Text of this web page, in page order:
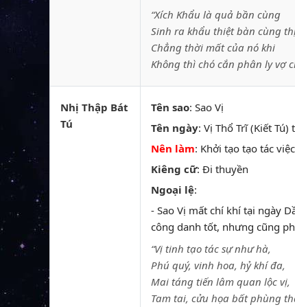
“Xích Khẩu là quả bần cùng
Sinh ra khẩu thiệt bàn cùng
Chẳng thời mất của nó khi
Không thì chó cắn phân ly vợ
Nhị Thập Bát
Tú
Tên sao: Sao Vị
Tên ngày: Vị Thổ Trĩ (Kiết
Nên làm: Khởi tạo tạo tác
Kiêng cữ: Đi thuyền
Ngoại lệ:
- Sao Vị mất chí khí tại ngày
công danh tốt, nhưng cũng
“Vị tinh tạo tác sự như hà,
Phú quý, vinh hoa, hỷ khí đa,
Mai táng tiến lâm quan lộc vị,
Tam tai, cửu họa bất phùng